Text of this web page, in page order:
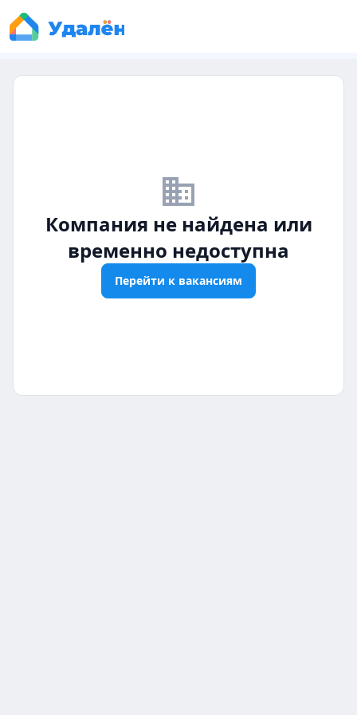
business_off
Компания не найдена или
временно недоступна
Перейти к вакансиям